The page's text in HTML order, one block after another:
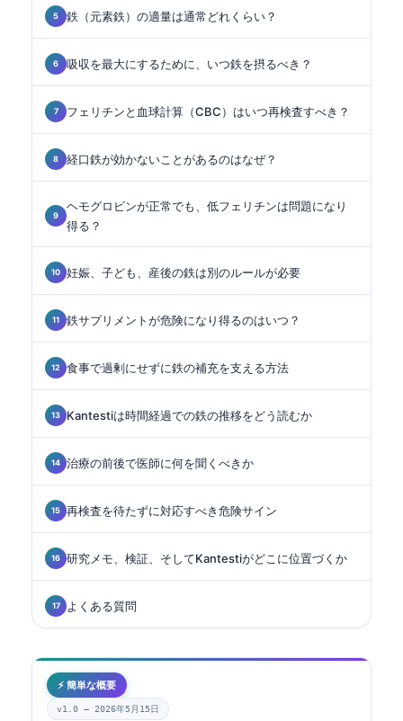
鉄（元素鉄）の適量は通常どれくらい？
吸収を最大にするために、いつ鉄を摂るべき？
フェリチンと血球計算（CBC）はいつ再検査すべき？
経口鉄が効かないことがあるのはなぜ？
ヘモグロビンが正常でも、低フェリチンは問題になり
得る？
妊娠、子ども、産後の鉄は別のルールが必要
鉄サプリメントが危険になり得るのはいつ？
食事で過剰にせずに鉄の補充を支える方法
Kantestiは時間経過での鉄の推移をどう読むか
治療の前後で医師に何を聞くべきか
再検査を待たずに対応すべき危険サイン
研究メモ、検証、そしてKantestiがどこに位置づくか
よくある質問
⚡ 簡単な概要
v1.0 — 2026年5月15日